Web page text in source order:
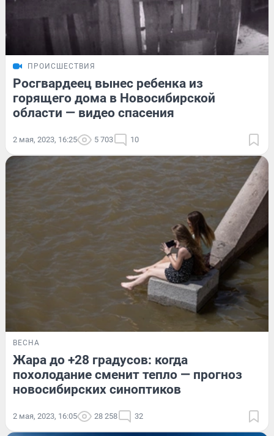
ПРОИСШЕСТВИЯ
Росгвардеец вынес ребенка из
горящего дома в Новосибирской
области — видео спасения
2 мая, 2023, 16:25 5 703 10
ВЕСНА
Жара до +28 градусов: когда
похолодание сменит тепло — прогноз
новосибирских синоптиков
2 мая, 2023, 16:05 28 258 32